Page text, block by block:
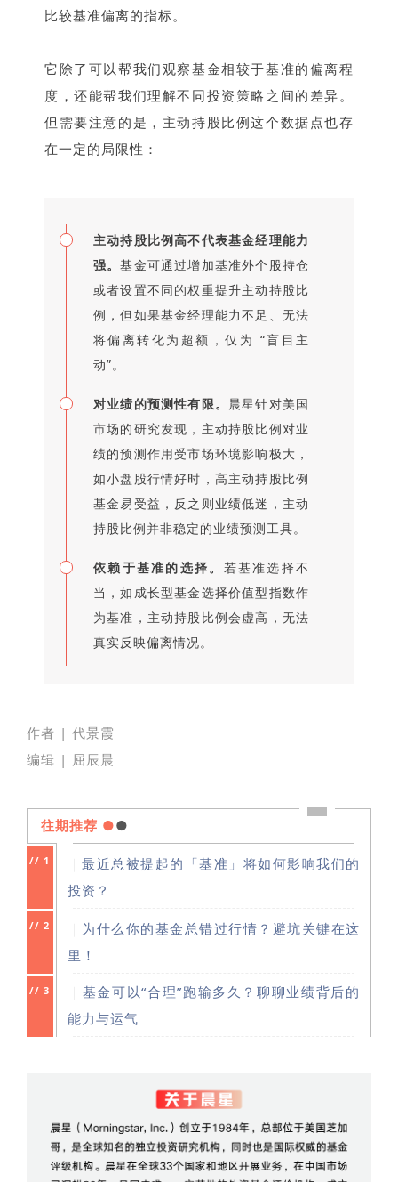
比较基准偏离的指标。
它除了可以帮我们观察基金相较于基准的偏离程
度，还能帮我们理解不同投资策略之间的差异。
但需要注意的是，主动持股比例这个数据点也存
在一定的局限性：
主动持股比例高不代表基金经理能力
强。基金可通过增加基准外个股持仓
或者设置不同的权重提升主动持股比
例，但如果基金经理能力不足、无法
将偏离转化为超额，仅为 “盲目主
动”。
对业绩的预测性有限。
晨星针对美国
市场的研究发现，主动持股比例对业
绩的预测作用受市场环境影响极大，
如小盘股行情好时，高主动持股比例
基金易受益，反之则业绩低迷，主动
持股比例并非稳定的业绩预测工具。
依赖于基准的选择。 若基准选择不
当，如成长型基金选择价值型指数作
为基准，主动持股比例会虚高，无法
真实反映偏离情况。
作者 | 代景霞
编辑 | 屈辰晨
往期推荐 ●●
// 1 ｜最近总被提起的「基准」将如何影响我们的
投资？
// 2
为什么你的基金总错过行情？避坑关键在这
里！
// 3
基金可以“合理”跑输多久？聊聊业绩背后的
能力与运气